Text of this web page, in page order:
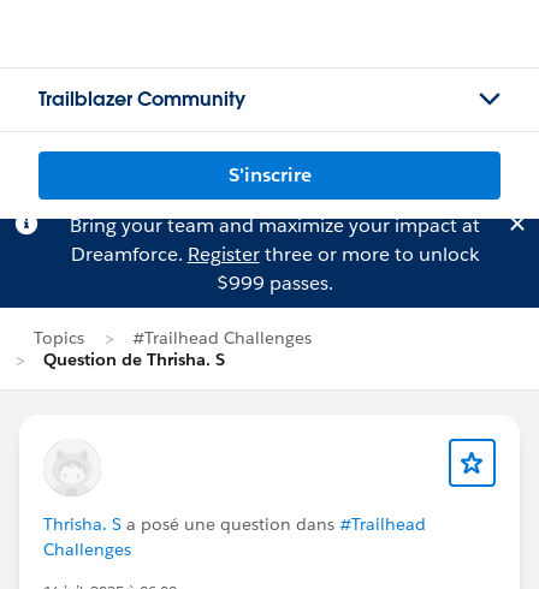
Trailblazer Community
S'inscrire
Bring your team and maximize your impact at
Dreamforce. Registerthree or more to unlock
$999 passes.
Topics
#Trailhead Challenges
Question de Thrisha. S
Thrisha. S a posé une question dans #Trailhead
Challenges